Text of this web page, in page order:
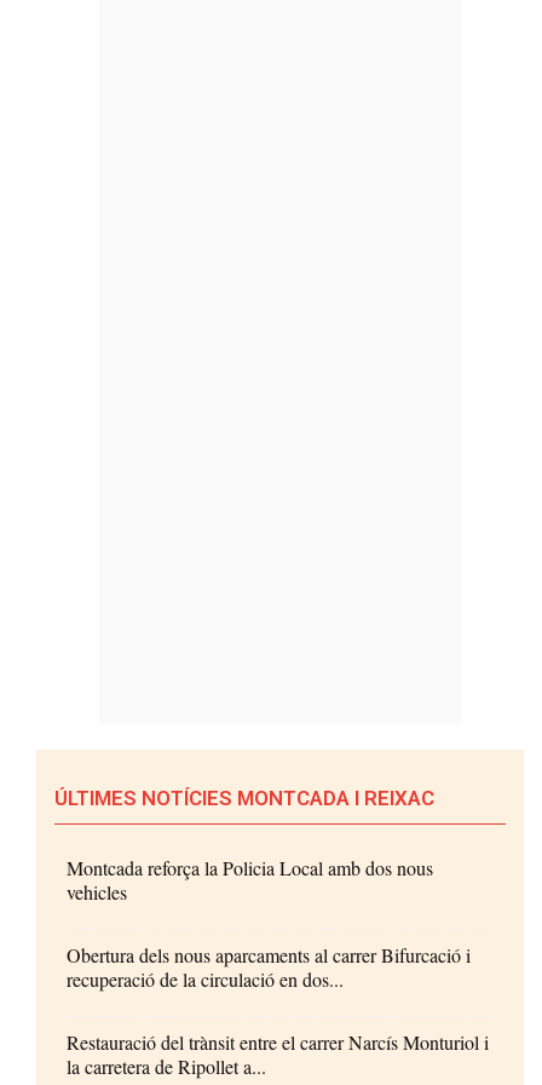
ÚLTIMES NOTÍCIES MONTCADA I REIXAC
Montcada reforça la Policia Local amb dos nous
vehicles
Obertura dels nous aparcaments al carrer Bifurcació i
recuperació de la circulació en dos...
Restauració del trànsit entre el carrer Narcís Monturiol i
la carretera de Ripollet a...